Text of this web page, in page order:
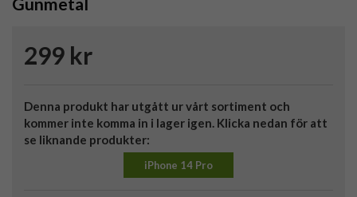
299 kr
Denna produkt har utgått ur vårt sortiment och
kommer inte komma in i lager igen. Klicka nedan för att
se liknande produkter:
iPhone 14 Pro